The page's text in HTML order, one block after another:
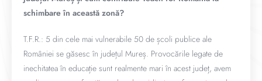
schimbare în această zonă?
T.F.R.: 5 din cele mai vulnerabile 50 de școli publice ale
României se găsesc în județul Mureș. Provocările legate de
inechitatea în educație sunt realmente mari în acest județ, avem